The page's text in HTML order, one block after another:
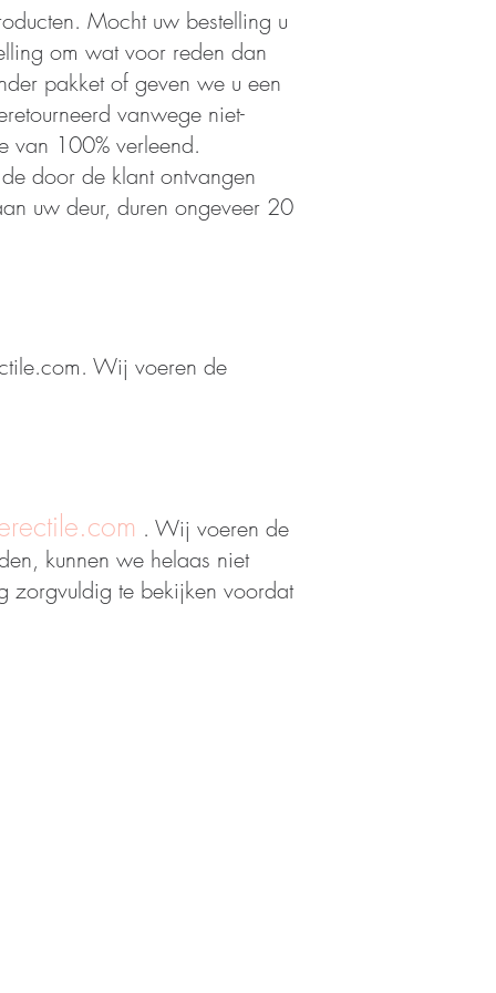
Mocht uw bestelling u
om wat voor reden dan
pakket of geven we u een
vanwege niet-
van 100% verleend.
door de klant ontvangen
uw deur, duren ongeveer 20
. Wij voeren de
. Wij voeren de
kunnen we helaas niet
zorgvuldig te bekijken voordat